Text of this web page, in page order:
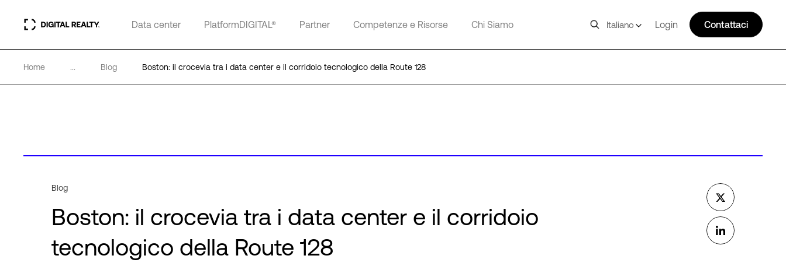
Data center PlatformDIGITAL® Partner Competenze e Risorse Chi Siamo Italiano Login Contattaci
Home ... Blog Boston: il crocevia tra i data center e il corridoio tecnologico della Route 128
Blog
Boston: il crocevia tra i data center e il corridoio
tecnologico della Route 128